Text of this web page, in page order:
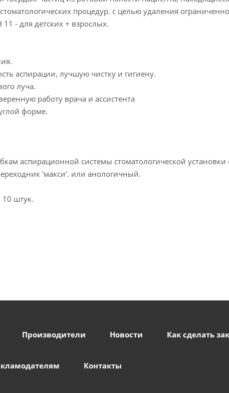
процедур. с целью удаления
- для детских + взрослых.
аспирации, лучшую чистку и гигиену.
луча.
работу врача и ассистента
форме.
аспирационной системы стоматологической установки
'макси'. или анологичный.
штук.
Производители Новости Как сделать
Контакты